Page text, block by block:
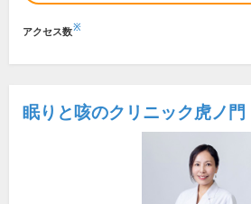
アクセス数※
眠りと咳のクリニック虎ノ門